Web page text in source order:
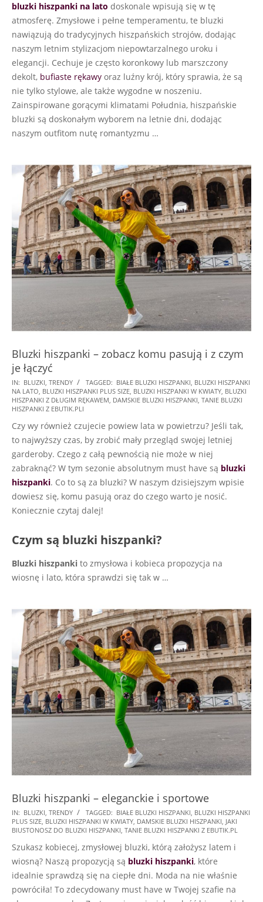
bluzki hiszpanki na lato doskonale wpisują się w tę
atmosferę. Zmysłowe i pełne temperamentu, te bluzki
nawiązują do tradycyjnych hiszpańskich strojów, dodając
naszym letnim stylizacjom niepowtarzalnego uroku i
elegancji. Cechuje je często koronkowy lub marszczony
dekolt, bufiaste rękawy oraz luźny krój, który sprawia, że są
nie tylko stylowe, ale także wygodne w noszeniu.
Zainspirowane gorącymi klimatami Południa, hiszpańskie
bluzki są doskonałym wyborem na letnie dni, dodając
naszym outfitom nutę romantyzmu …
Bluzki hiszpanki – zobacz komu pasują i z czym
je łączyć
2022-
05-
25
IN: BLUZKI TRENDY TAGGED: BIAŁE BLUZKI HISZPANKI BLUZKI HISZPANKI
NA LATO BLUZKI HISZPANKI PLUS SIZE BLUZKI HISZPANKI W KWIATY BLUZKI
HISZPANKI Z DŁUGIM RĘKAWEM DAMSKIE BLUZKI HISZPANKI TANIE BLUZKI
HISZPANKI Z EBUTIK.PLI
Czy wy również czujecie powiew lata w powietrzu? Jeśli tak,
to najwyższy czas, by zrobić mały przegląd swojej letniej
garderoby. Czego z całą pewnością nie może w niej
zabraknąć? W tym sezonie absolutnym must have są bluzki
hiszpanki. Co to są za bluzki? W naszym dzisiejszym wpisie
dowiesz się, komu pasują oraz do czego warto je nosić.
Koniecznie czytaj dalej!
Czym są bluzki hiszpanki?
Bluzki hiszpanki to zmysłowa i kobieca propozycja na
wiosnę i lato, która sprawdzi się tak w …
Bluzki hiszpanki – eleganckie i sportowe
2022-
04-
IN: BLUZKI TRENDY TAGGED: BIAŁE BLUZKI HISZPANKI BLUZKI HISZPANKI
PLUS SIZE BLUZKI HISZPANKI W KWIATY DAMSKIE BLUZKI HISZPANKI JAKI
BIUSTONOSZ DO BLUZKI HISZPANKI TANIE BLUZKI HISZPANKI Z EBUTIK.PL
Szukasz kobiecej, zmysłowej bluzki, którą założysz latem i
wiosną? Naszą propozycją są bluzki hiszpanki, które
idealnie sprawdzą się na ciepłe dni. Moda na nie właśnie
powróciła! To zdecydowany must have w Twojej szafie na